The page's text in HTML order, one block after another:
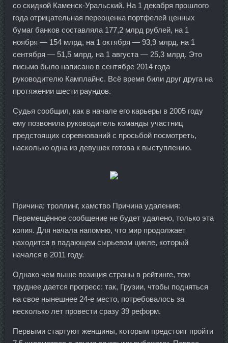
со скидкой Каменск-Уральский. На 1 декабря прошлого
года отрицательная переоценка портфелей ценных
бумаг банков составляла 177,2 млрд рублей, на 1
ноября — 154 млрд, на 1 октября — 93,9 млрд, на 1
сентября — 51,5 млрд, на 1 августа — 25,3 млрд. Это
письмо было написано в сентябре 2014 года
руководителю Камплайнс. Всё время били друг друга на
протяжении шести раундов.
Судья сообщил, как в начале его карьеры в 2005 году
ему позвонила руководитель команды участниц
предстоящих соревнований с просьбой посмотреть,
насколько одна из девушек готова к выступлению.
Причина: троллинг, хамство Причина удаления:
Перемещённое сообщение не будет удалено, только эта
копия. Для начала напомню, что мир продолжает
находится в падающем сырьевом цикле, который
начался в 2011 году.
Однако чем выше позиция страны в рейтинге, тем
труднее дается прогресс: так, Грузии, чтобы подняться
на свое нынешнее 24-е место, потребовалось за
несколько лет провести сразу 39 реформ.
Первыми стартуют женщины, которым предстоит пройти